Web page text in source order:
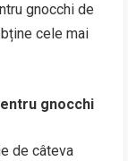
gnocchi de
cele mai
gnocchi
de câteva